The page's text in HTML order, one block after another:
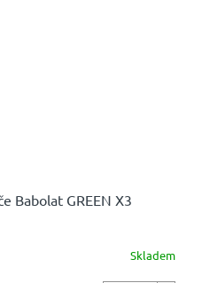
Babolat GREEN X3
Skladem